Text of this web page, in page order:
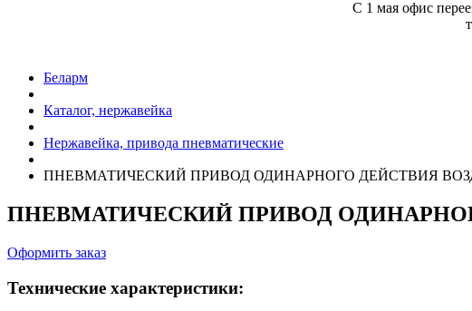
С 1 мая офис
Беларм
Каталог, нержавейка
Нержавейка, привода пневматические
ПНЕВМАТИЧЕСКИЙ ПРИВОД ОДИНАРНОГО ДЕЙСТВИЯ
ПНЕВМАТИЧЕСКИЙ ПРИВОД
Оформить заказ
Технические характеристики: